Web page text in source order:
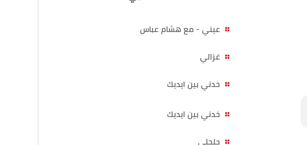
عيني - مع هشام عباس
غزالي
خدني بين ايديك
خدني بين ايديك
جلجلي